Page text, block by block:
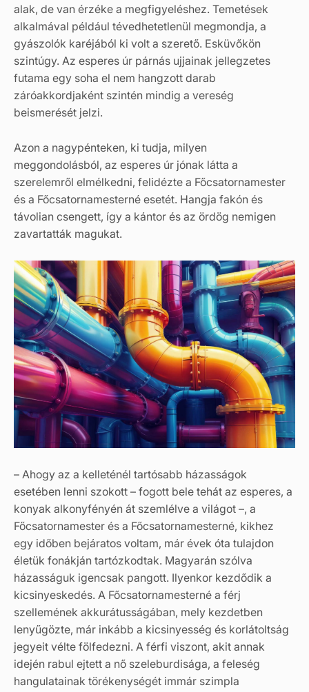
alak, de van érzéke a megfigyeléshez. Temetések
alkalmával például tévedhetetlenül megmondja, a
gyászolók karéjából ki volt a szerető. Esküvőkön
szintúgy. Az esperes úr párnás ujjainak jellegzetes
futama egy soha el nem hangzott darab
záróakkordjaként szintén mindig a vereség
beismerését jelzi.
Azon a nagypénteken, ki tudja, milyen
meggondolásból, az esperes úr jónak látta a
szerelemről elmélkedni, felidézte a Főcsatornamester
és a Főcsatornamesterné esetét. Hangja fakón és
távolian csengett, így a kántor és az ördög nemigen
zavartatták magukat.
– Ahogy az a kelleténél tartósabb házasságok
esetében lenni szokott – fogott bele tehát az esperes, a
konyak alkonyfényén át szemlélve a világot –, a
Főcsatornamester és a Főcsatornamesterné, kikhez
egy időben bejáratos voltam, már évek óta tulajdon
életük fonákján tartózkodtak. Magyarán szólva
házasságuk igencsak pangott. Ilyenkor kezdődik a
kicsinyeskedés. A Főcsatornamesterné a férj
szellemének akkurátusságában, mely kezdetben
lenyűgözte, már inkább a kicsinyesség és korlátoltság
jegyeit vélte fölfedezni. A férfi viszont, akit annak
idején rabul ejtett a nő szeleburdisága, a feleség
hangulatainak törékenységét immár szimpla